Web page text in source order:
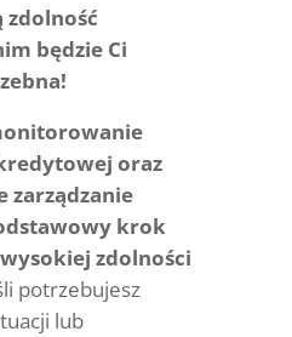
zdolność
będzie Ci
oraz
zarządzanie
krok
zdolności
potrzebujesz
lub